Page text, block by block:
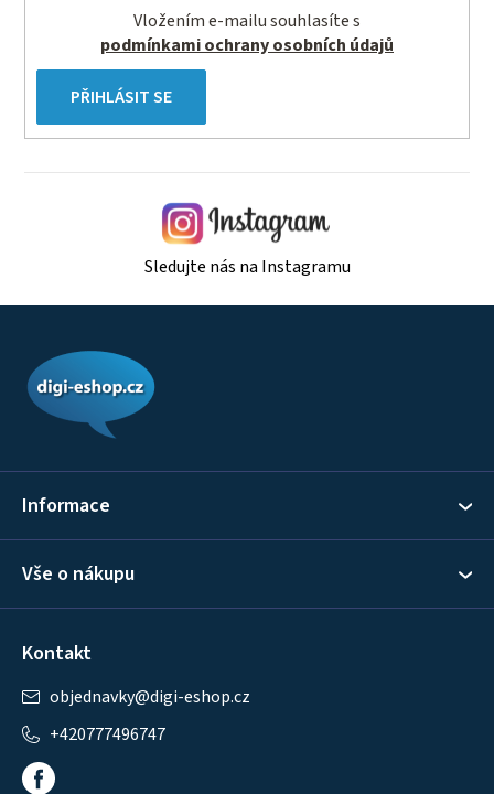
podmínkami ochrany osobních údajů
PŘIHLÁSIT SE
Sledujte nás na Instagramu
Informace
Vše o nákupu
Kontakt
objednavky@digi-eshop.cz
+420777496747